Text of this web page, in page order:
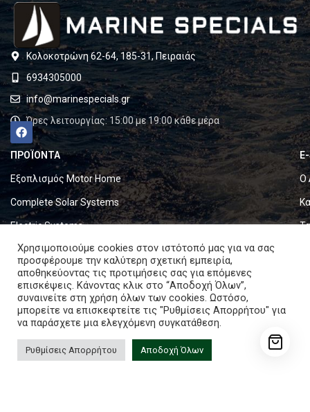
Κολοκοτρώνη 62-64, 185-31, Πειραιάς
6934305000
info@marinespecials.gr
Ώρες λειτουργίας: 15:00 με 19:00 κάθε μέρα
ΠΡΟΪΟΝΤΑ
Εξοπλισμός Motor Home
Complete Solar Systems
Electric Systems
Batteries
Set & Fold Solar Panels
Marine Equipment
Ο
Copyright © 2024. All rights reserved.
RMX-AGM12-26
Χρησιμοποιούμε cookies στον ιστότοπό μας για να σας
προσφέρουμε την καλύτερη σχετική εμπειρία,
αποθηκεύοντας τις προτιμήσεις σας για επόμενες
επισκέψεις. Κάνοντας κλικ στο “Αποδοχή Όλων”,
συναινείτε στη χρήση όλων των cookies. Ωστόσο,
μπορείτε να επισκεφτείτε τις "Ρυθμίσεις Απορρήτου" για
να παράσχετε μια ελεγχόμενη συγκατάθεση.
Ρυθμίσεις Απορρήτου Αποδοχή Όλων